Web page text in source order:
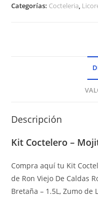
Categorías: Cocteleria,
Descripción
Kit Coctelero –
Compra aquí tu Kit
de Ron Viejo De Caldas
Bretaña – 1.5L, Zumo de